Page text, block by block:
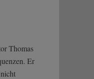
Thomas
Er